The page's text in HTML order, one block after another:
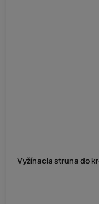
Vyžínacia struna do